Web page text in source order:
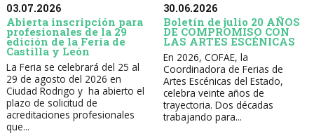
03.07.2026
Abierta inscripción para
profesionales de la 29
edición de la Feria de
Castilla y León
La Feria se celebrará del 25 al
29 de agosto del 2026 en
Ciudad Rodrigo y ha abierto el
plazo de solicitud de
acreditaciones profesionales
que...
30.06.2026
Boletín de julio 20 AÑOS
DE COMPROMISO CON
LAS ARTES ESCÉNICAS
En 2026, COFAE, la
Coordinadora de Ferias de
Artes Escénicas del Estado,
celebra veinte años de
trayectoria. Dos décadas
trabajando para...